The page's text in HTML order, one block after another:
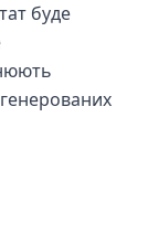
буде